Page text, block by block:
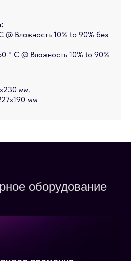
@ Влажность 10% to 90% без
° C @ Влажность 10% to 90%
мм.
мм
оборудование